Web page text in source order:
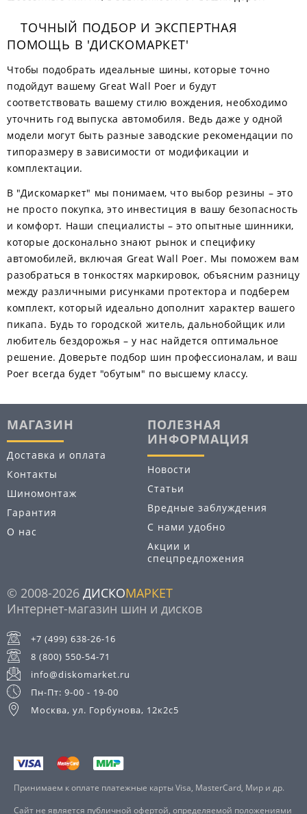
ТОЧНЫЙ ПОДБОР И ЭКСПЕРТНАЯ
ПОМОЩЬ В 'ДИСКОМАРКЕТ'
Чтобы подобрать идеальные шины, которые точно
подойдут вашему Great Wall Poer и будут
соответствовать вашему стилю вождения, необходимо
уточнить год выпуска автомобиля. Ведь даже у одной
модели могут быть разные заводские рекомендации по
типоразмеру в зависимости от модификации и
комплектации.
В "Дискомаркет" мы понимаем, что выбор резины – это
не просто покупка, это инвестиция в вашу безопасность
и комфорт. Наши специалисты – это опытные шинники,
которые досконально знают рынок и специфику
автомобилей, включая Great Wall Poer. Мы поможем вам
разобраться в тонкостях маркировок, объясним разницу
между различными рисунками протектора и подберем
комплект, который идеально дополнит характер вашего
пикапа. Будь то городской житель, дальнобойщик или
любитель бездорожья – у нас найдется оптимальное
решение. Доверьте подбор шин профессионалам, и ваш
Poer всегда будет "обутым" по высшему классу.
МАГАЗИН
Доставка и оплата
Контакты
Шиномонтаж
Гарантия
О нас
ПОЛЕЗНАЯ
ИНФОРМАЦИЯ
Новости
Статьи
Вредные заблуждения
С нами удобно
Акции и
спецпредложения
© 2008-2026 ДИСКОМАРКЕТ
Интернет-магазин шин и дисков
+7 (499) 638-26-16
8 (800) 550-54-71
info@diskomarket.ru
Пн-Пт: 9-00 - 19-00
Москва, ул. Горбунова, 12к2с5
Принимаем к оплате платежные карты Visa, MasterCard, Мир и др.
Сайт не является публичной офертой, определяемой положениями